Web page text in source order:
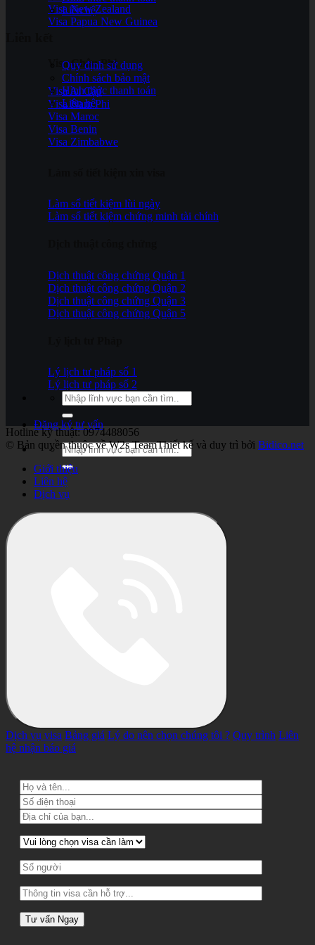
Visa New Zealand
Visa Papua New Guinea
Visa Châu Phi
Visa Ai Cập
Visa Nam Phi
Visa Maroc
Visa Benin
Visa Zimbabwe
Làm sổ tiết kiệm lùi ngày
Làm sổ tiết kiệm chứng minh tài chính
Dịch thuật công chứng Quận 1
Dịch thuật công chứng Quận 2
Dịch thuật công chứng Quận 3
Dịch thuật công chứng Quận 5
Lý lịch tư pháp số 1
Lý lịch tư pháp số 2
Đăng ký tư vấn
Liên hệ
Quy định sử dụng
Chính sách bảo mật
Hình thức thanh toán
Liên hệ
Hotline kỹ thuật: 0974488056
© Bản quyền thuộc về W2s TeamThiết kế và duy trì bởi Bidico.net
Giới thiệu
Liên hệ
Dịch vụ
Dịch vụ visa Bảng giá Lý do nên chọn chúng tôi ? Quy trình Liên
hệ nhận báo giá